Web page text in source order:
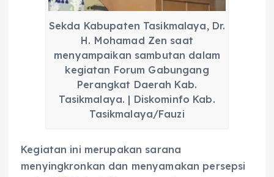
Sekda Kabupaten Tasikmalaya, Dr.
H. Mohamad Zen saat
menyampaikan sambutan dalam
kegiatan Forum Gabungang
Perangkat Daerah Kab.
Tasikmalaya. | Diskominfo Kab.
Tasikmalaya/Fauzi
Kegiatan ini merupakan sarana
menyingkronkan dan menyamakan persepsi